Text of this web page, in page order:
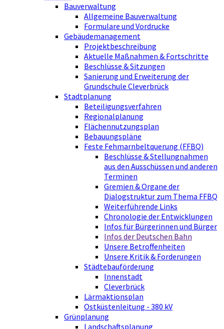
Bauverwaltung
Allgemeine Bauverwaltung
Formulare und Vordrucke
Gebäudemanagement
Projektbeschreibung
Aktuelle Maßnahmen & Fortschritte
Beschlüsse & Sitzungen
Sanierung und Erweiterung der
Grundschule Cleverbrück
Stadtplanung
Beteiligungsverfahren
Regionalplanung
Flächennutzungsplan
Bebauungspläne
Feste Fehmarnbeltquerung (FFBQ)
Beschlüsse & Stellungnahmen
aus den Ausschüssen und anderen
Terminen
Gremien & Organe der
Dialogstruktur zum Thema FFBQ
Weiterführende Links
Chronologie der Entwicklungen
Infos für Bürgerinnen und Bürger
Infos der Deutschen Bahn
Unsere Betroffenheiten
Unsere Kritik & Forderungen
Städtebauförderung
Innenstadt
Cleverbrück
Lärmaktionsplan
Ostküstenleitung - 380 kV
Grünplanung
Landschaftsplanung